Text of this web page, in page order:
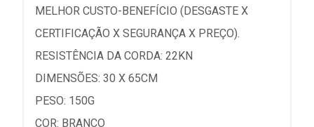
MELHOR CUSTO-BENEFÍCIO (DESGASTE X
CERTIFICAÇÃO X SEGURANÇA X PREÇO).
RESISTÊNCIA DA CORDA: 22KN
DIMENSÕES: 30 X 65CM
PESO: 150G
COR: BRANCO